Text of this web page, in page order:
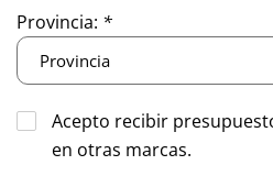
Provincia: *
Acepto recibir
en otras marcas.